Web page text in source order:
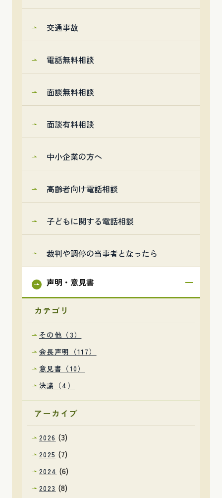
交通事故
電話無料相談
面談無料相談
面談有料相談
中小企業の方へ
高齢者向け電話相談
子どもに関する電話相談
裁判や調停の当事者となったら
声明・意見書
カテゴリ
その他（3）
会長声明（117）
意見書（10）
決議（4）
アーカイブ
2026 (3)
2025 (7)
2024 (6)
2023 (8)